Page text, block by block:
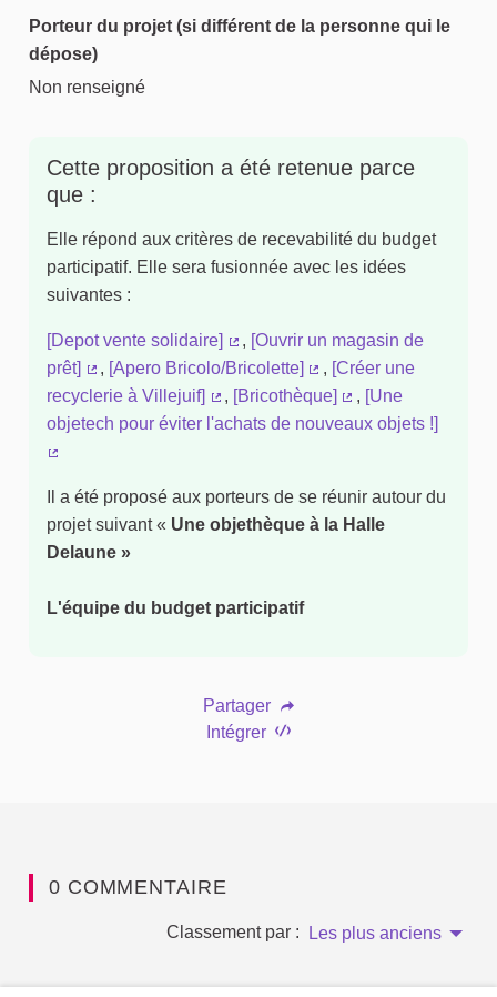
Porteur du projet (si différent de la personne qui le
dépose)
Non renseigné
Cette proposition a été retenue parce
que :
Elle répond aux critères de recevabilité du budget
participatif. Elle sera fusionnée avec les idées
suivantes :
[Depot vente solidaire]
(Lien externe)
, [Ouvrir un magasin de
prêt]
(Lien externe)
, [Apero Bricolo/Bricolette]
(Lien externe)
, [Créer une
recyclerie à Villejuif]
(Lien externe)
, [Bricothèque]
(Lien externe)
, [Une
objetech pour éviter l'achats de nouveaux objets !]
Il a été proposé aux porteurs de se réunir autour du
projet suivant « Une objethèque à la Halle
Delaune »
L'équipe du budget participatif
Partager
Intégrer
0 COMMENTAIRE
Classement par : Les plus anciens